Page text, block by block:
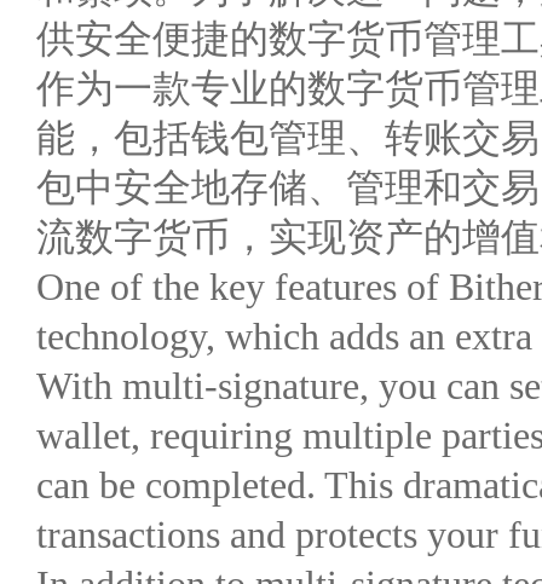
供安全便捷的数字货币管理
作为一款专业的数字货币管
能，包括钱包管理、转账交
包中安全地存储、管理和交
流数字货币，实现资产的增
One of the key features of
technology, which adds an
With multi-signature, you can
wallet, requiring multiple
can be completed. This
transactions and protects your